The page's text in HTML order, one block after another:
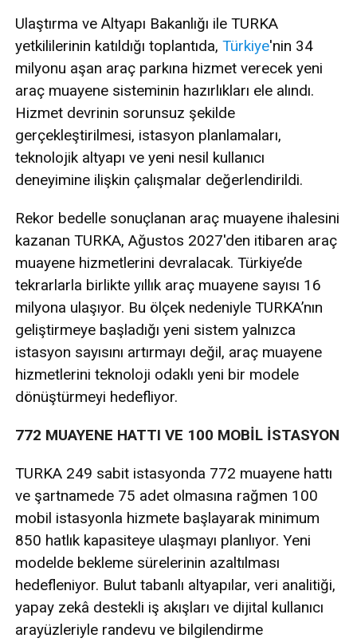
Ulaştırma ve Altyapı Bakanlığı ile TURKA
yetkililerinin katıldığı toplantıda, Türkiye'nin 34
milyonu aşan araç parkına hizmet verecek yeni
araç muayene sisteminin hazırlıkları ele alındı.
Hizmet devrinin sorunsuz şekilde
gerçekleştirilmesi, istasyon planlamaları,
teknolojik altyapı ve yeni nesil kullanıcı
deneyimine ilişkin çalışmalar değerlendirildi.
Rekor bedelle sonuçlanan araç muayene ihalesini
kazanan TURKA, Ağustos 2027'den itibaren araç
muayene hizmetlerini devralacak. Türkiye’de
tekrarlarla birlikte yıllık araç muayene sayısı 16
milyona ulaşıyor. Bu ölçek nedeniyle TURKA’nın
geliştirmeye başladığı yeni sistem yalnızca
istasyon sayısını artırmayı değil, araç muayene
hizmetlerini teknoloji odaklı yeni bir modele
dönüştürmeyi hedefliyor.
772 MUAYENE HATTI VE 100 MOBİL İSTASYON
TURKA 249 sabit istasyonda 772 muayene hattı
ve şartnamede 75 adet olmasına rağmen 100
mobil istasyonla hizmete başlayarak minimum
850 hatlık kapasiteye ulaşmayı planlıyor. Yeni
modelde bekleme sürelerinin azaltılması
hedefleniyor. Bulut tabanlı altyapılar, veri analitiği,
yapay zekâ destekli iş akışları ve dijital kullanıcı
arayüzleriyle randevu ve bilgilendirme